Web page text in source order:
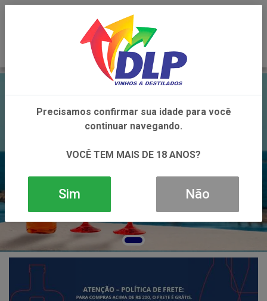
Precisamos confirmar sua idade para você
continuar navegando.
VOCÊ TEM MAIS DE 18 ANOS?
Sim Não